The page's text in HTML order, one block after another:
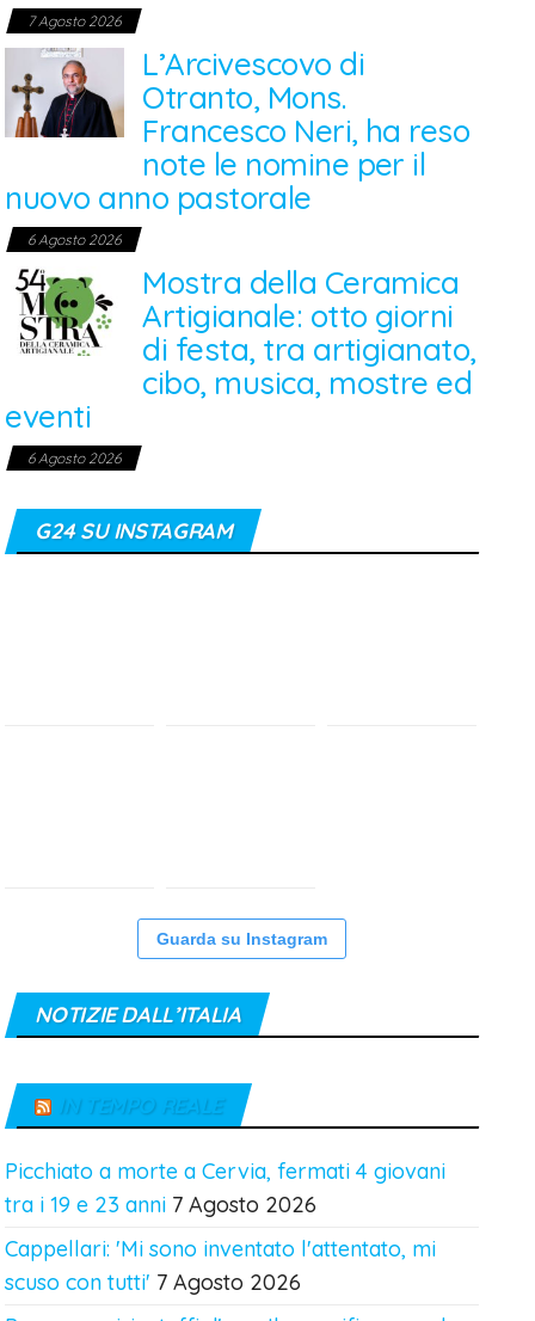
7 Agosto 2026
L’Arcivescovo di
Otranto, Mons.
Francesco Neri, ha reso
note le nomine per il
nuovo anno pastorale
6 Agosto 2026
Mostra della Ceramica
Artigianale: otto giorni
di festa, tra artigianato,
cibo, musica, mostre ed
eventi
6 Agosto 2026
G24 SU INSTAGRAM
Guarda su Instagram
NOTIZIE DALL’ITALIA
IN TEMPO REALE
Picchiato a morte a Cervia, fermati 4 giovani
tra i 19 e 23 anni 7 Agosto 2026
Cappellari: 'Mi sono inventato l'attentato, mi
scuso con tutti' 7 Agosto 2026